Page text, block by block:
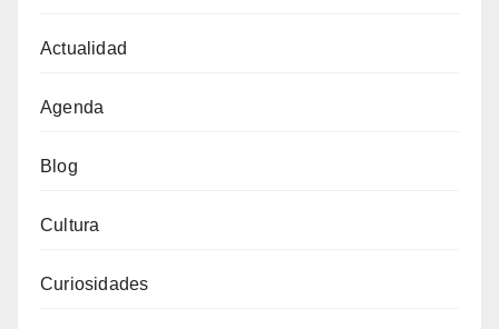
Actualidad
Agenda
Blog
Cultura
Curiosidades